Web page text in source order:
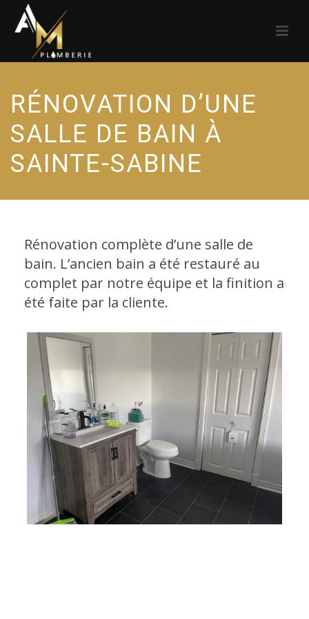
RÉNOVATION D’UNE
SALLE DE BAIN À
SAINTE-SABINE
Rénovation complète d’une salle de
bain. L’ancien bain a été restauré au
complet par notre équipe et la finition a
été faite par la cliente.